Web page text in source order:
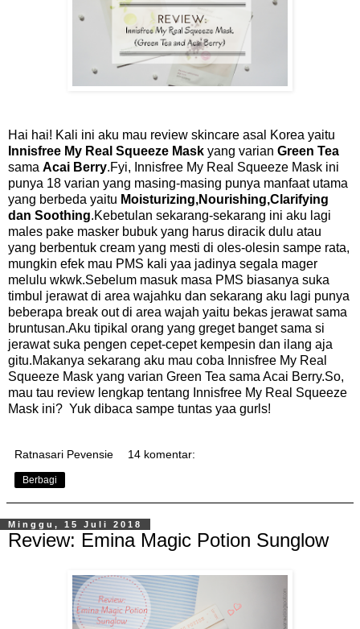
Hai hai! Kali ini aku mau review skincare asal Korea yaitu
Innisfree My Real Squeeze Mask yang varian Green Tea
sama Acai Berry.Fyi, Innisfree My Real Squeeze Mask ini
punya 18 varian yang masing-masing punya manfaat utama
yang berbeda yaitu Moisturizing,Nourishing,Clarifying
dan Soothing.Kebetulan sekarang-sekarang ini aku lagi
males pake masker bubuk yang harus diracik dulu atau
yang berbentuk cream yang mesti di oles-olesin sampe rata,
mungkin efek mau PMS kali yaa jadinya segala mager
melulu wkwk.Sebelum masuk masa PMS biasanya suka
timbul jerawat di area wajahku dan sekarang aku lagi punya
beberapa break out di area wajah yaitu bekas jerawat sama
bruntusan.Aku tipikal orang yang greget banget sama si
jerawat suka pengen cepet-cepet kempesin dan ilang aja
gitu.Makanya sekarang aku mau coba Innisfree My Real
Squeeze Mask yang varian Green Tea sama Acai Berry.So,
mau tau review lengkap tentang Innisfree My Real Squeeze
Mask ini? Yuk dibaca sampe tuntas yaa gurls!
Ratnasari Pevensie 14 komentar:
Berbagi
Minggu, 15 Juli 2018
Review: Emina Magic Potion Sunglow